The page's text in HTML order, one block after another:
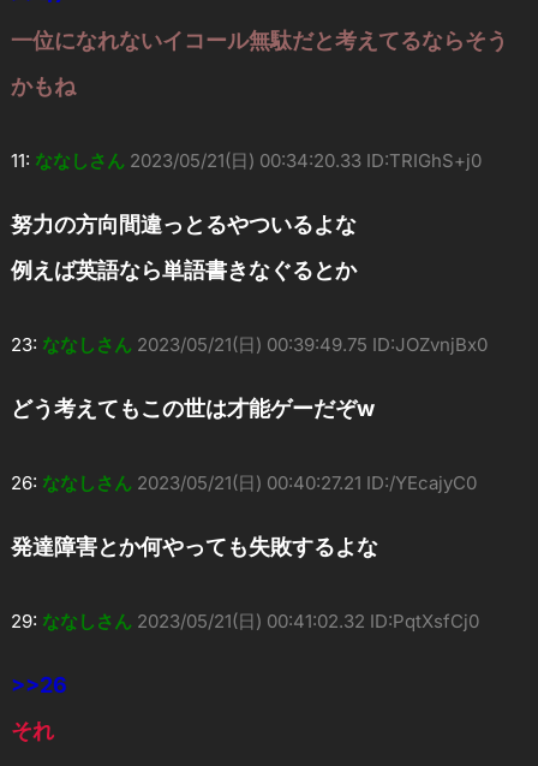
一位になれないイコール無駄だと考えてるならそう
かもね
11: ななしさん 2023/05/21(日) 00:34:20.33 ID:TRIGhS+j0
努力の方向間違っとるやついるよな
例えば英語なら単語書きなぐるとか
23: ななしさん 2023/05/21(日) 00:39:49.75 ID:JOZvnjBx0
どう考えてもこの世は才能ゲーだぞw
26: ななしさん 2023/05/21(日) 00:40:27.21 ID:/YEcajyC0
発達障害とか何やっても失敗するよな
29: ななしさん 2023/05/21(日) 00:41:02.32 ID:PqtXsfCj0
>>26
それ